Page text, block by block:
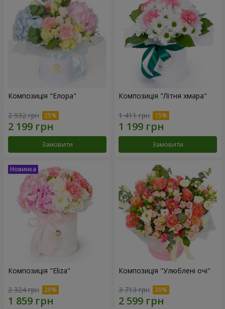
Композиція "Елора"
2 932 грн
Замовити
Композиція "Літня хмара"
1 411 грн
Замовити
Композиція "Eliza"
2 324 грн
Композиція "Улюблені очі"
3 713 грн